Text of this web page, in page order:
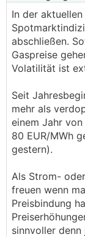
In der
abschließen.
Gaspreise
Volatilität ist
Seit
mehr als
einem Jahr
80 EUR/MWh
gestern).
Als Strom-
freuen wenn
Preisbindung
sinnvoller denn